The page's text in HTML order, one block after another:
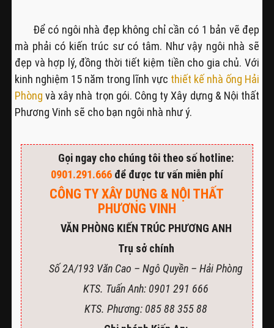
Để có ngôi nhà đẹp không chỉ cần có 1 bản vẽ đẹp
mà phải có kiến trúc sư có tâm. Như vậy ngôi nhà sẽ
đẹp và hợp lý, đồng thời tiết kiệm tiền cho gia chủ. Với
kinh nghiệm 15 năm trong lĩnh vực thiết kế nhà ống Hải
Phòng và xây nhà trọn gói. Công ty Xây dựng & Nội thất
Phương Vinh sẽ cho bạn ngôi nhà như ý.
Gọi ngay cho chúng tôi theo số hotline:
0901.291.666để được tư vấn miễn phí
CÔNG TY XÂY DỰNG & NỘI THẤT
PHƯƠNG VINH
VĂN PHÒNG KIẾN TRÚC PHƯƠNG ANH
Trụ sở chính
Số 2A/193 Văn Cao – Ngô Quyền – Hải Phòng
KTS. Tuấn Anh: 0901 291 666
KTS. Phương: 085 88 355 88